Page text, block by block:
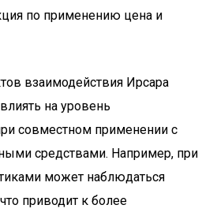
по применению цена и
взаимодействия Ирсара
на уровень
совместном применении с
средствами. Например, при
может наблюдаться
приводит к более